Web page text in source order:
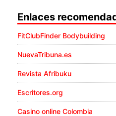
Enlaces
FitClubFinder Bodybuilding
NuevaTribuna.es
Revista Afribuku
Escritores.org
Casino online Colombia